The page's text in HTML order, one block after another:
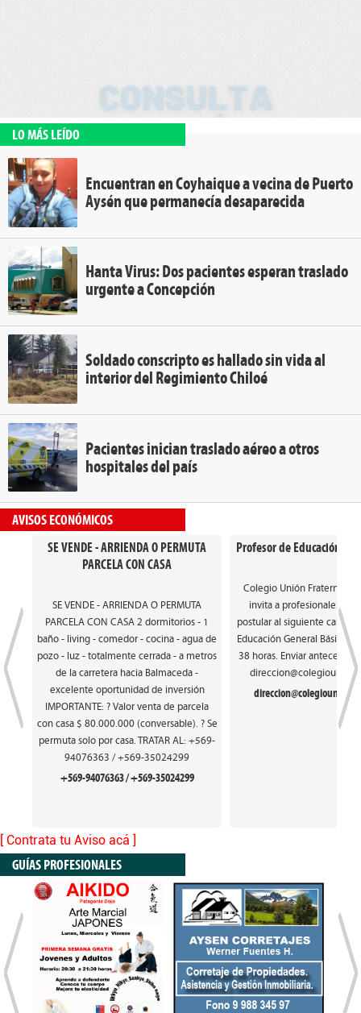
LO MÁS LEÍDO
Encuentran en Coyhaique a vecina de Puerto
Aysén que permanecía desaparecida
Hanta Virus: Dos pacientes esperan traslado
urgente a Concepción
Soldado conscripto es hallado sin vida al
interior del Regimiento Chiloé
Pacientes inician traslado aéreo a otros
hospitales del país
AVISOS ECONÓMICOS
SE VENDE - ARRIENDA O PERMUTA
PARCELA CON CASA
SE VENDE - ARRIENDA O PERMUTA
PARCELA CON CASA 2 dormitorios - 1
baño - living - comedor - cocina - agua de
pozo - luz - totalmente cerrada - a metros
de la carretera hacia Balmaceda -
excelente oportunidad de inversión
IMPORTANTE: ? Valor venta de parcela
con casa $ 80.000.000 (conversable). ? Se
permuta solo por casa. TRATAR AL: +569-
94076363 / +569-35024299
+569-94076363 / +569-35024299
Profesor de Educación
Colegio Unión Fraterna de
invita a profesionales
postular al siguiente cargo:
Educación General Básica.
38 horas. Enviar
[ Contrata tu Aviso acá ]
GUÍAS PROFESIONALES